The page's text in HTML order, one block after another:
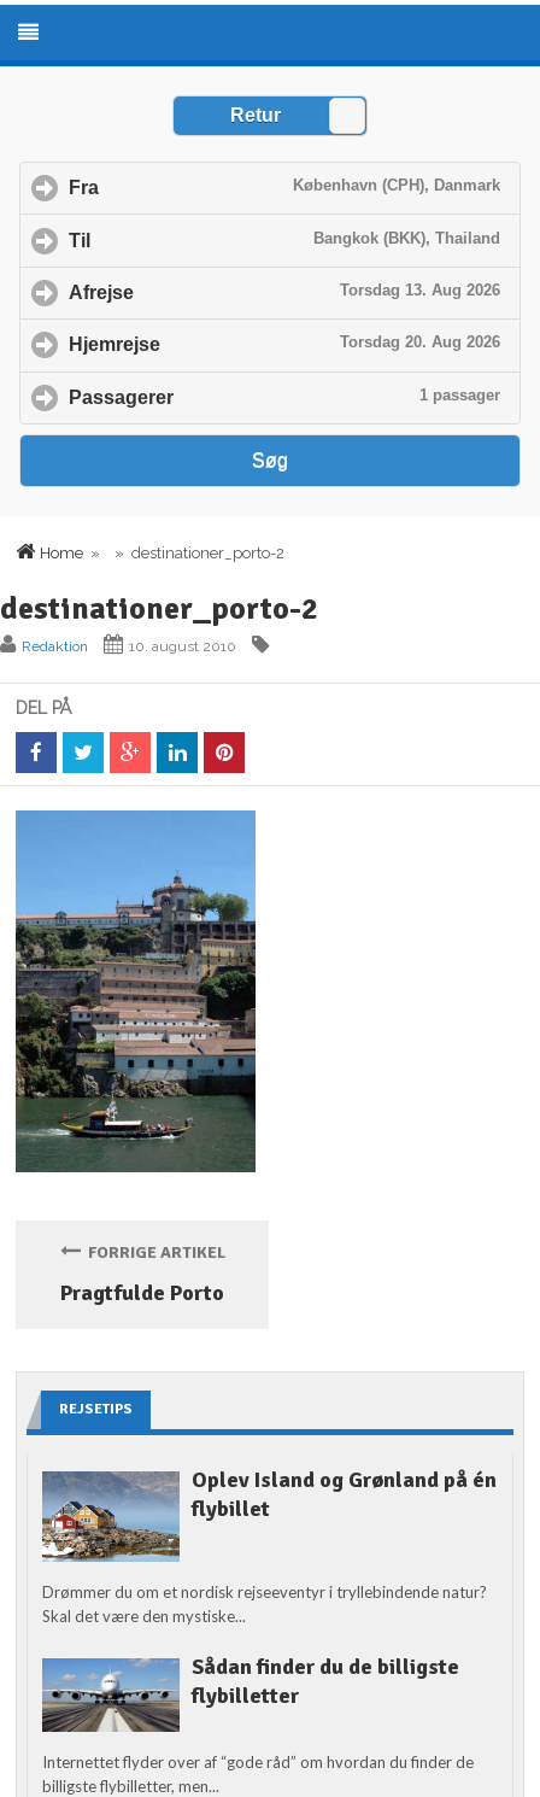
Home » » destinationer_porto-2
destinationer_porto-2
Redaktion 10. august 2010
DEL PÅ
FORRIGE ARTIKEL
Pragtfulde Porto
REJSETIPS
Oplev Island og Grønland på én
flybillet
Drømmer du om et nordisk rejseeventyr i tryllebindende natur?
Skal det være den mystiske...
Sådan finder du de billigste
flybilletter
Internettet flyder over af “gode råd” om hvordan du finder de
billigste flybilletter, men...